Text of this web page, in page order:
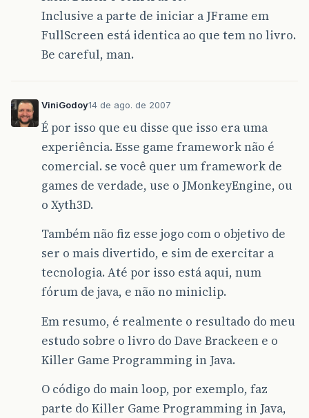
Inclusive a parte de iniciar a JFrame em
FullScreen está identica ao que tem no livro.
Be careful, man.
ViniGodoy14 de ago. de 2007
É por isso que eu disse que isso era uma
experiência. Esse game framework não é
comercial. se você quer um framework de
games de verdade, use o JMonkeyEngine, ou
o Xyth3D.
Também não fiz esse jogo com o objetivo de
ser o mais divertido, e sim de exercitar a
tecnologia. Até por isso está aqui, num
fórum de java, e não no miniclip.
Em resumo, é realmente o resultado do meu
estudo sobre o livro do Dave Brackeen e o
Killer Game Programming in Java.
O código do main loop, por exemplo, faz
parte do Killer Game Programming in Java,